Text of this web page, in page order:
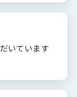
いています